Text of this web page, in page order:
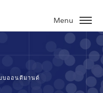
Menu
บออนดีมานด์